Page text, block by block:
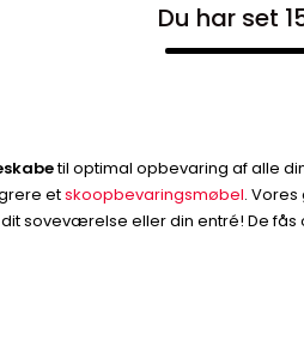
Du har set
til optimal opbevaring af alle
etskoopbevaringsmøbel.
soveværelse eller din entré! De